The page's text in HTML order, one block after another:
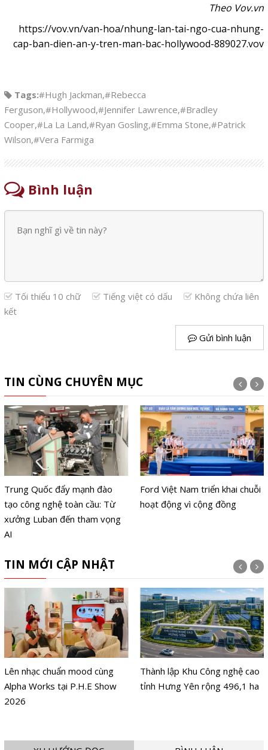
Theo Vov.vn
https://vov.vn/van-hoa/nhung-lan-tai-ngo-cua-nhung-
cap-ban-dien-an-y-tren-man-bac-hollywood-889027.vov
Tags:#Hugh Jackman,#Rebecca
Ferguson,#Hollywood,#Jennifer Lawrence,#Bradley
Cooper,#La La Land,#Ryan Gosling,#Emma Stone,#Patrick
Wilson,#Vera Farmiga
Bình luận
Tối thiểu 10 chữ Tiếng việt có dấu
Không chứa liên
kết
Gửi bình luận
TIN CÙNG CHUYÊN MỤC
Trung Quốc đẩy mạnh đào
tạo công nghệ toàn cầu: Từ
xưởng Luban đến tham vọng
AI
Ford Việt Nam triển khai chuỗi
hoạt động vì cộng đồng
TIN MỚI CẬP NHẬT
Lên nhạc chuẩn mood cùng
Alpha Works tại P.H.E Show
2026
Thành lập Khu Công nghệ cao
tỉnh Hưng Yên rộng 496,1 ha